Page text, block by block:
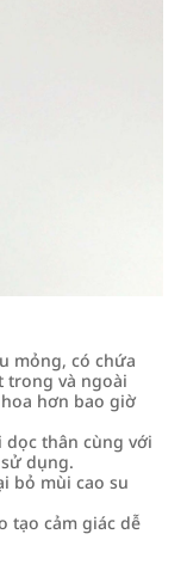
mỏng, có chứa
trong và ngoài
hơn bao giờ
thân cùng với
dụng.
bỏ mùi cao su
tạo cảm giác dễ